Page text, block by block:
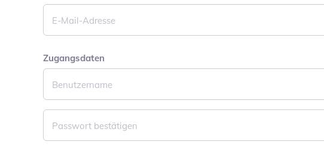
Pflichtfeld
E-Mail-Adresse
Zugangsdaten
Pflichtfeld
Benutzername
Pflichtfeld
Passwort bestätigen